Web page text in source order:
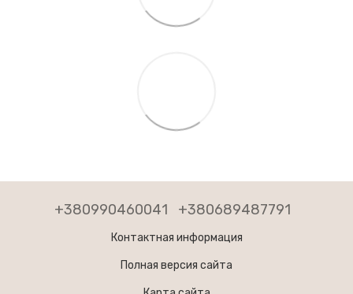
+380990460041 +380689487791
Контактная информация
Полная версия сайта